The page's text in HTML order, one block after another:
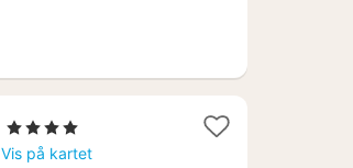
1
natt
, 4 Stjerner
Vis på kartet